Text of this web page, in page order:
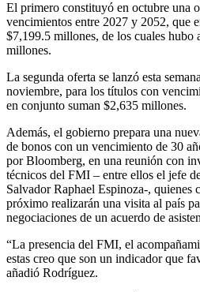
El primero constituyó en octubre una
vencimientos entre 2027 y 2052, que
$7,199.5 millones, de los cuales hubo
millones.
La segunda oferta se lanzó esta
noviembre, para los títulos con
en conjunto suman $2,635 millones.
Además, el gobierno prepara una
de bonos con un vencimiento de 30
por Bloomberg, en una reunión con
técnicos del FMI – entre ellos el jefe
Salvador Raphael Espinoza-, quienes
próximo realizarán una visita al país
negociaciones de un acuerdo de
“La presencia del FMI, el
estas creo que son un indicador que
añadió Rodríguez.